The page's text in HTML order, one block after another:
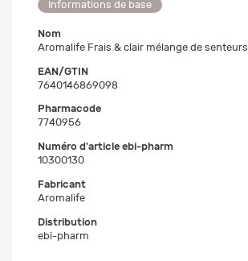
Informations de base
Nom
Aromalife Frais & clair mélange de senteurs
EAN/GTIN
7640146869098
Pharmacode
7740956
Numéro d'article ebi-pharm
10300130
Fabricant
Aromalife
Distribution
ebi-pharm